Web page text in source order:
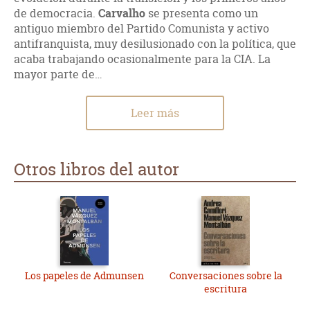
de democracia. Carvalho se presenta como un
antiguo miembro del Partido Comunista y activo
antifranquista, muy desilusionado con la política, que
acaba trabajando ocasionalmente para la CIA. La
mayor parte de…
Leer más
Otros libros del autor
Los papeles de Admunsen
Conversaciones sobre la
escritura